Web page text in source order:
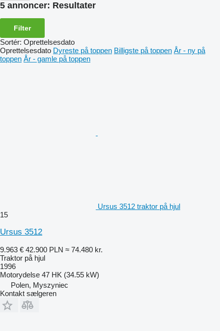
5 annoncer: Resultater
Filter
Sortér: Oprettelsesdato
Oprettelsesdato Dyreste på toppen Billigste på toppen År - ny på
toppen År - gamle på toppen
Ursus 3512 traktor på hjul
15
Ursus 3512
9.963 € 42.900 PLN ≈ 74.480 kr.
Traktor på hjul
1996
Motorydelse 47 HK (34.55 kW)
Polen, Myszyniec
Kontakt sælgeren